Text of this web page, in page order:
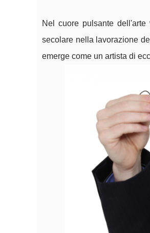
Nel cuore pulsante
secolare nella lavorazione
emerge come un artista di